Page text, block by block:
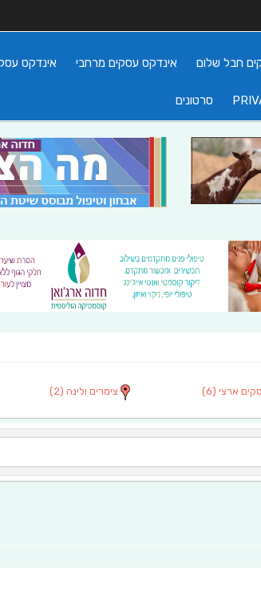
חבל שלום אינדקס עסקים מרחבי אינדקס
סרטונים
ארצי (6) צימרים ולינה (2)